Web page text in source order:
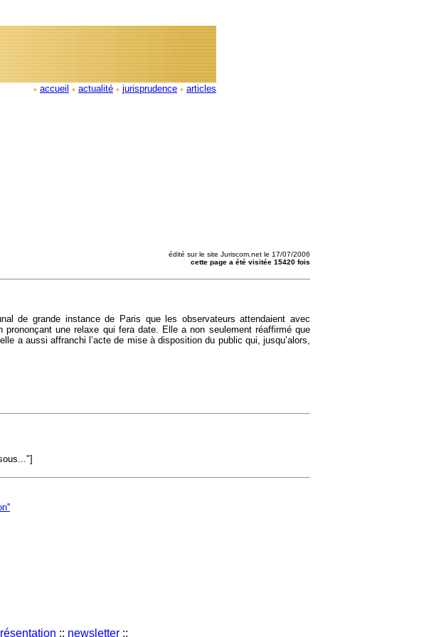
accueil actualité jurisprudence articles
édité sur le site Juriscom.net le 17/07/2006
cette page a été visitée 15420 fois
de grande instance de Paris que les observateurs attendaient avec
une relaxe qui fera date. Elle a non seulement réaffirmé que
a aussi affranchi l’acte de mise à disposition du public qui, jusqu’alors,
:: newsletter ::